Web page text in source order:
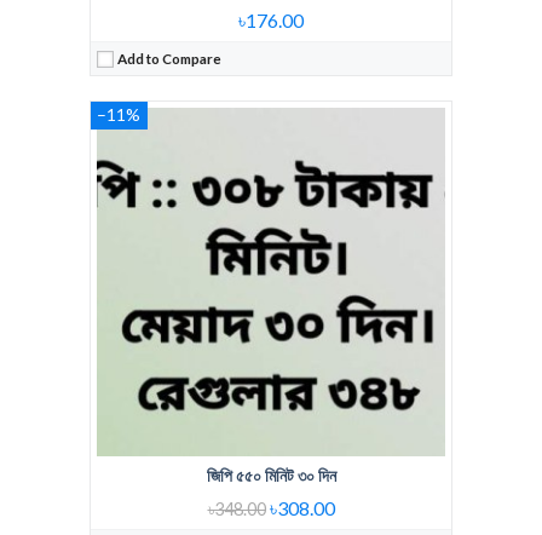
৳176.00
Add to Compare
–11%
জিপি ৫৫০ মিনিট ৩০ দিন
৳348.00৳308.00
Voice Minute:
1150 Minute
Validity:30 Days